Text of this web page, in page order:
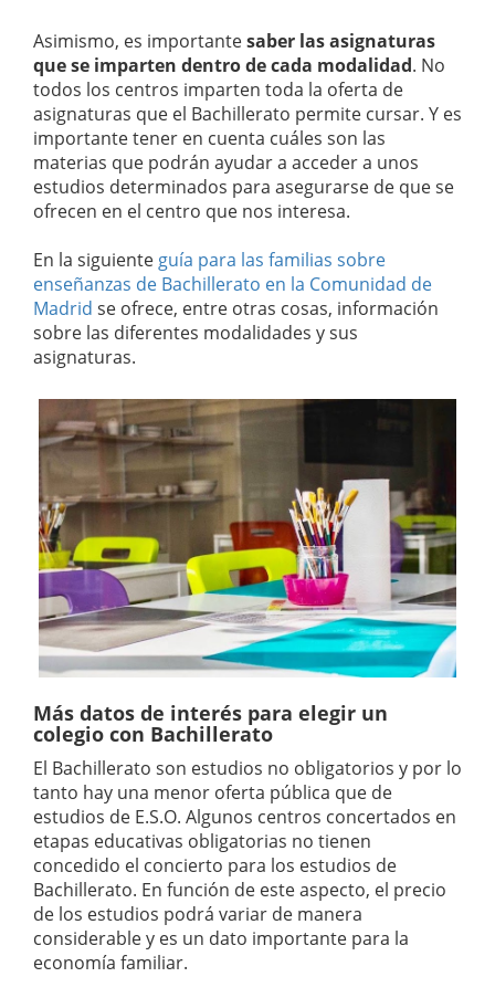
Asimismo, es importantesaber las asignaturas
que se imparten dentro de cada modalidad. No
todos los centros imparten toda la oferta de
asignaturas que el Bachillerato permite cursar. Y es
importante tener en cuenta cuáles son las
materias que podrán ayudar a acceder a unos
estudios determinados para asegurarse de que se
ofrecen en el centro que nos interesa.
En la siguiente guía para las familias sobre
enseñanzas de Bachillerato en la Comunidad de
Madrid se ofrece, entre otras cosas, información
sobre las diferentes modalidades y sus
asignaturas.
Más datos de interés para elegir un
colegio con Bachillerato
El Bachillerato son estudios no obligatorios y por lo
tanto hay una menor oferta pública que de
estudios de E.S.O. Algunos centros concertados en
etapas educativas obligatorias no tienen
concedido el concierto para los estudios de
Bachillerato. En función de este aspecto, el precio
de los estudios podrá variar de manera
considerable y es un dato importante para la
economía familiar.